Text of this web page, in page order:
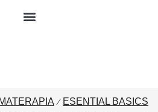
/ ESENTIAL BASICS